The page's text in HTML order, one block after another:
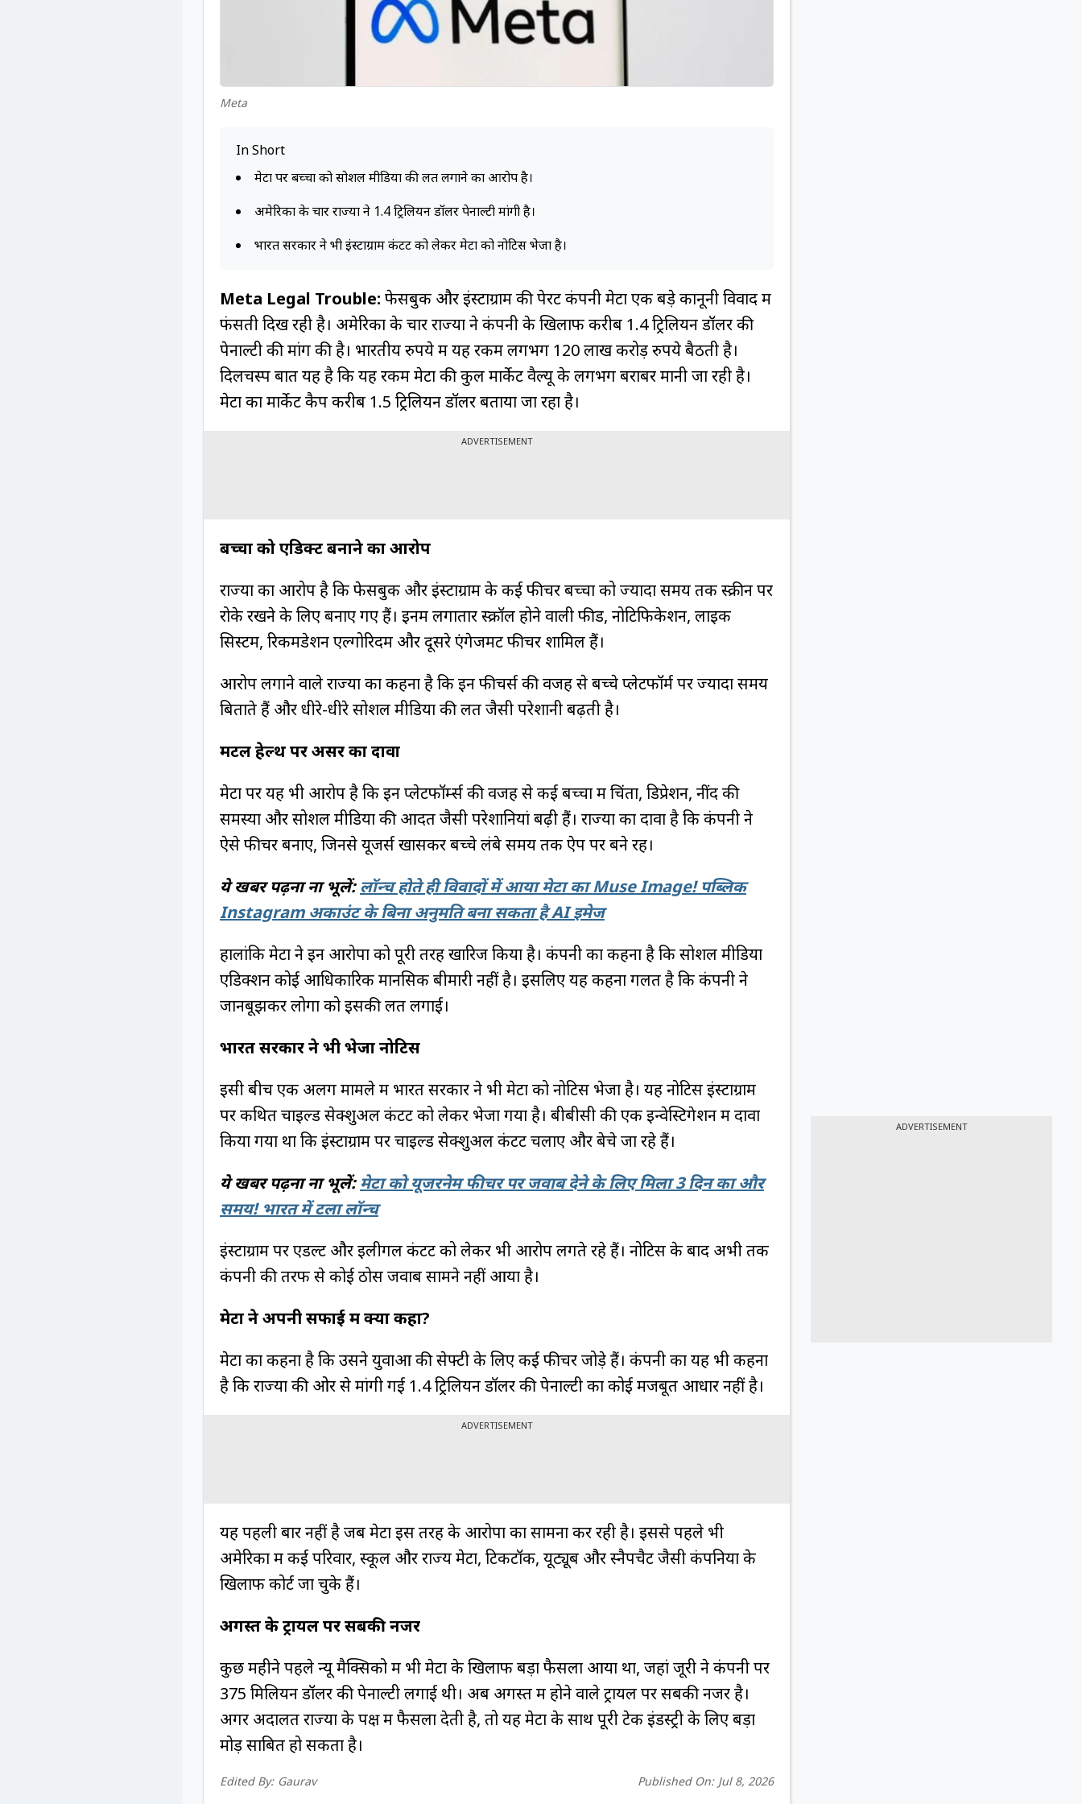
Meta
In Short
मेटा पर बच्चों को सोशल मीडिया की लत लगाने का आरोप है।
अमेरिका के चार राज्यों ने 1.4 ट्रिलियन डॉलर पेनाल्टी मांगी है।
भारत सरकार ने भी इंस्टाग्राम कंटेंट को लेकर मेटा को नोटिस भेजा है।
Meta Legal Trouble: फेसबुक और इंस्टाग्राम की पेरेंट कंपनी मेटा एक बड़े कानूनी विवाद में
फंसती दिख रही है। अमेरिका के चार राज्यों ने कंपनी के खिलाफ करीब 1.4 ट्रिलियन डॉलर की
पेनाल्टी की मांग की है। भारतीय रुपये में यह रकम लगभग 120 लाख करोड़ रुपये बैठती है।
दिलचस्प बात यह है कि यह रकम मेटा की कुल मार्केट वैल्यू के लगभग बराबर मानी जा रही है।
मेटा का मार्केट कैप करीब 1.5 ट्रिलियन डॉलर बताया जा रहा है।
ADVERTISEMENT
बच्चों को एडिक्ट बनाने का आरोप
राज्यों का आरोप है कि फेसबुक और इंस्टाग्राम के कई फीचर बच्चों को ज्यादा समय तक स्क्रीन पर
रोके रखने के लिए बनाए गए हैं। इनमें लगातार स्क्रॉल होने वाली फीड, नोटिफिकेशन, लाइक
सिस्टम, रिकमेंडेशन एल्गोरिदम और दूसरे एंगेजमेंट फीचर शामिल हैं।
आरोप लगाने वाले राज्यों का कहना है कि इन फीचर्स की वजह से बच्चे प्लेटफॉर्म पर ज्यादा समय
बिताते हैं और धीरे-धीरे सोशल मीडिया की लत जैसी परेशानी बढ़ती है।
मेंटल हेल्थ पर असर का दावा
मेटा पर यह भी आरोप है कि इन प्लेटफॉर्म्स की वजह से कई बच्चों में चिंता, डिप्रेशन, नींद की
समस्या और सोशल मीडिया की आदत जैसी परेशानियां बढ़ी हैं। राज्यों का दावा है कि कंपनी ने
ऐसे फीचर बनाए, जिनसे यूजर्स खासकर बच्चे लंबे समय तक ऐप पर बने रहें।
ये खबर पढ़ना ना भूलें:लॉन्च होते ही विवादों में आया मेटा का Muse Image! पब्लिक
Instagram अकाउंट के बिना अनुमति बना सकता है AI इमेज
हालांकि मेटा ने इन आरोपों को पूरी तरह खारिज किया है। कंपनी का कहना है कि सोशल मीडिया
एडिक्शन कोई आधिकारिक मानसिक बीमारी नहीं है। इसलिए यह कहना गलत है कि कंपनी ने
जानबूझकर लोगों को इसकी लत लगाई।
भारत सरकार ने भी भेजा नोटिस
इसी बीच एक अलग मामले में भारत सरकार ने भी मेटा को नोटिस भेजा है। यह नोटिस इंस्टाग्राम
पर कथित चाइल्ड सेक्शुअल कंटेंट को लेकर भेजा गया है। बीबीसी की एक इन्वेस्टिगेशन में दावा
किया गया था कि इंस्टाग्राम पर चाइल्ड सेक्शुअल कंटेंट चलाए और बेचे जा रहे हैं।
ये खबर पढ़ना ना भूलें: मेटा को यूजरनेम फीचर पर जवाब देने के लिए मिला 3 दिन का और
समय! भारत में टला लॉन्च
इंस्टाग्राम पर एडल्ट और इलीगल कंटेंट को लेकर भी आरोप लगते रहे हैं। नोटिस के बाद अभी तक
कंपनी की तरफ से कोई ठोस जवाब सामने नहीं आया है।
मेटा ने अपनी सफाई में क्या कहा?
मेटा का कहना है कि उसने युवाओं की सेफ्टी के लिए कई फीचर जोड़े हैं। कंपनी का यह भी कहना
है कि राज्यों की ओर से मांगी गई 1.4 ट्रिलियन डॉलर की पेनाल्टी का कोई मजबूत आधार नहीं है।
ADVERTISEMENT
यह पहली बार नहीं है जब मेटा इस तरह के आरोपों का सामना कर रही है। इससे पहले भी
अमेरिका में कई परिवार, स्कूल और राज्य मेटा, टिकटॉक, यूट्यूब और स्नैपचैट जैसी कंपनियों के
खिलाफ कोर्ट जा चुके हैं।
अगस्त के ट्रायल पर सबकी नजर
कुछ महीने पहले न्यू मैक्सिको में भी मेटा के खिलाफ बड़ा फैसला आया था, जहां जूरी ने कंपनी पर
375 मिलियन डॉलर की पेनाल्टी लगाई थी। अब अगस्त में होने वाले ट्रायल पर सबकी नजर है।
अगर अदालत राज्यों के पक्ष में फैसला देती है, तो यह मेटा के साथ पूरी टेक इंडस्ट्री के लिए बड़ा
मोड़ साबित हो सकता है।
Edited By: Gaurav Published On: Jul 8, 2026
ADVERTISEMENT